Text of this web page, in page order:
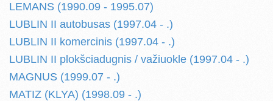
LEMANS (1990.09 - 1995.07)
LUBLIN II autobusas (1997.04 - .)
LUBLIN II komercinis (1997.04 - .)
LUBLIN II plokšciadugnis / važiuokle (1997.04 - .)
MAGNUS (1999.07 - .)
MATIZ (KLYA) (1998.09 - .)